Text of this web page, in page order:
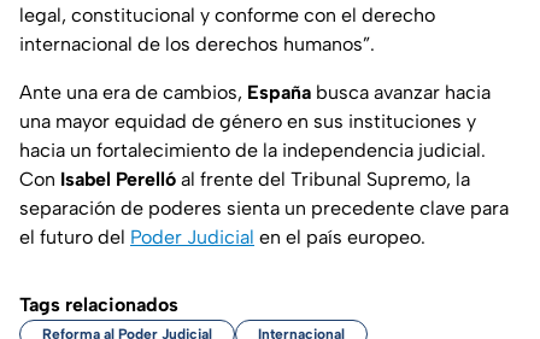
legal, constitucional y conforme con el derecho
internacional de los derechos humanos”.
Ante una era de cambios, España busca avanzar hacia
una mayor equidad de género en sus instituciones y
hacia un fortalecimiento de la independencia judicial.
Con Isabel Perelló al frente del Tribunal Supremo, la
separación de poderes sienta un precedente clave para
el futuro del Poder Judicial en el país europeo.
Tags relacionados
Reforma al Poder Judicial Internacional